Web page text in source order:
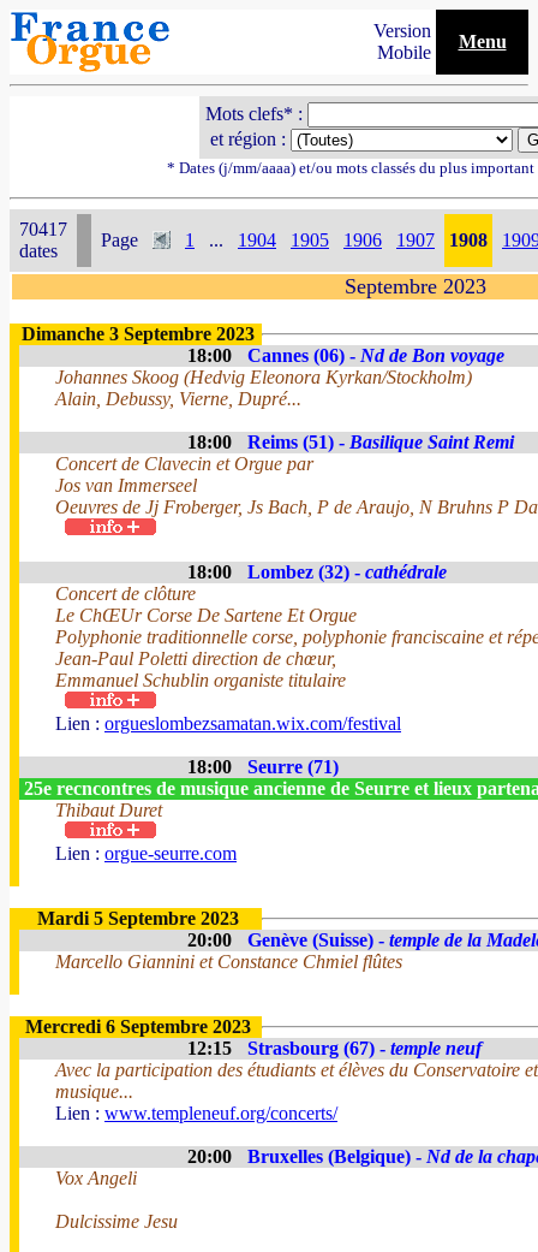
Version
Mobile
Menu
Mots clefs* :
et région :
* Dates (j/mm/aaaa) et/ou mots classés du plus
70417
dates
Page 1 ... 1904 1905 1906 1907 1908
Septembre 2023
Dimanche 3 Septembre 2023
18:00
Cannes (06) - Nd de Bon voyage
Johannes Skoog (Hedvig Eleonora Kyrkan/Stockholm)
Alain, Debussy, Vierne, Dupré...
18:00 Reims (51) - Basilique Saint Remi
Concert de Clavecin et Orgue par
Jos van Immerseel
Oeuvres de Jj Froberger, Js Bach, P de Araujo, N Bruhns P
18:00 Lombez (32) - cathédrale
Concert de clôture
Le ChŒUr Corse De Sartene Et Orgue
Polyphonie traditionnelle corse, polyphonie franciscaine et
Jean-Paul Poletti direction de chœur,
Emmanuel Schublin organiste titulaire
Lien : orgueslombezsamatan.wix.com/festival
18:00
Seurre (71)
25e recncontres de musique ancienne de Seurre et lieux
Thibaut Duret
Lien : orgue-seurre.com
Mardi 5 Septembre 2023
20:00
Genève (Suisse) - temple de la
Marcello Giannini et Constance Chmiel flûtes
Mercredi 6 Septembre 2023
12:15
Strasbourg (67) - temple neuf
Avec la participation des étudiants et élèves du Conservatoire
musique...
Lien : www.templeneuf.org/concerts/
20:00 Bruxelles (Belgique) - Nd de la
Vox Angeli
Dulcissime Jesu